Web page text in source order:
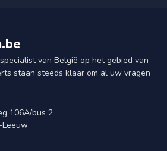
van België op het gebied van
staan steeds klaar om al uw vragen
106A/bus 2
Leeuw